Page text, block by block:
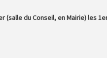
du Conseil, en Mairie) les